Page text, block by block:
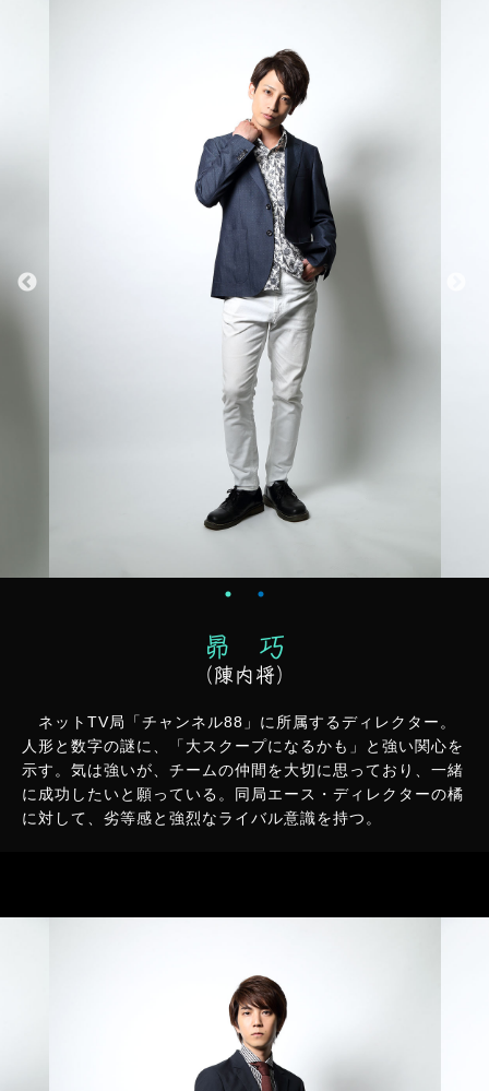
昴 巧
（陳内将）
ネットTV局「チャンネル88」に所属するディレクター。
人形と数字の謎に、「大スクープになるかも」と強い関心を
示す。気は強いが、チームの仲間を大切に思っており、一緒
に成功したいと願っている。同局エース・ディレクターの橘
に対して、劣等感と強烈なライバル意識を持つ。